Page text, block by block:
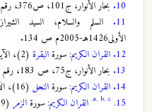
10. بحار الأنوار، ج101، ص376، رقم32.
11.
السلم والسلام، السيد
الأولى1426هـ-2005م ص 134.
12. القران الكريم: سورةالبقرة (2)، الآية: 179، الصفحة:
13. بحار الأنوار، ج75، ص 183، رقم 8.
14. القران الكريم: سورةالنحل (16)، الآية: 90، الصفحة:
15.
a. b. c. القران الكريم: سورةالزمر (39)، الآية: 18، الصفحة: